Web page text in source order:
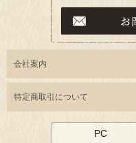
会社案内
特定商取引について
PC